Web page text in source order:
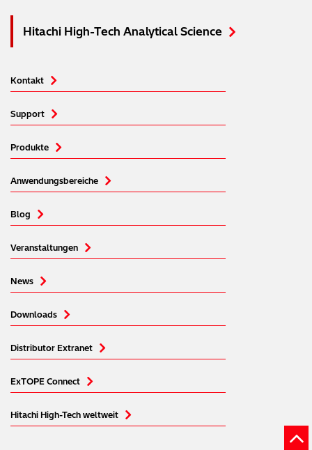
Hitachi High-Tech Analytical Science
Kontakt
Support
Produkte
Anwendungsbereiche
Blog
Veranstaltungen
News
Downloads
Distributor Extranet
ExTOPE Connect
Hitachi High-Tech weltweit